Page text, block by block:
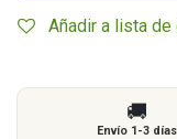
Añadir a lista
🚚
Envío 1-3 días